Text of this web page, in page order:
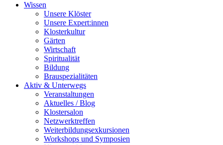
Wissen
Unsere Klöster
Unsere Expert:innen
Klosterkultur
Gärten
Wirtschaft
Spiritualität
Bildung
Brauspezialitäten
Aktiv & Unterwegs
Veranstaltungen
Aktuelles / Blog
Klostersalon
Netzwerktreffen
Weiterbildungsexkursionen
Workshops und Symposien